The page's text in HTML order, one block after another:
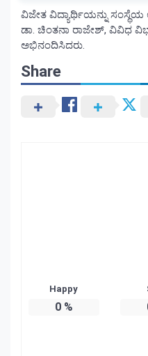
ವಿಜೇತ ವಿದ್ಯಾರ್ಥಿಯನ್ನು
ಡಾ. ಚಿಂತನಾ ರಾಜೇಶ್, ವಿವಿಧ
ಅಭಿನಂದಿಸಿದರು.
Share
Happy
0%